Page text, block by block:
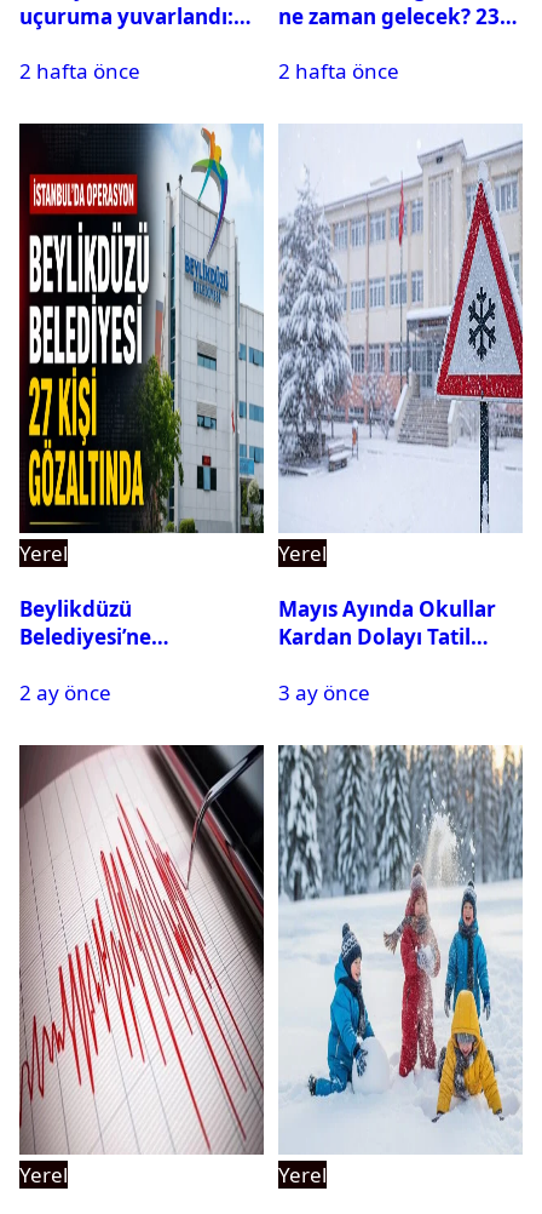
uçuruma yuvarlandı:
var
2 hafta önce
ne zaman gelecek? 23
su kesintisi sorgulama
2 hafta önce
Yerel
Beylikdüzü
Belediyesi’ne
Gözaltına Alındı
2 ay önce
Yerel
Mayıs Ayında Okullar
Kardan Dolayı Tatil
3 ay önce
Yerel
Yerel